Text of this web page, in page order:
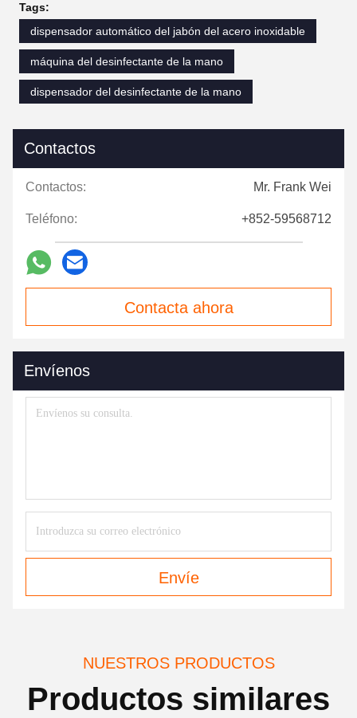
Tags:
dispensador automático del jabón del acero inoxidable
máquina del desinfectante de la mano
dispensador del desinfectante de la mano
Contactos
Contactos: Mr. Frank Wei
Teléfono: +852-59568712
Contacta ahora
Envíenos
Envíe
NUESTROS PRODUCTOS
Productos similares